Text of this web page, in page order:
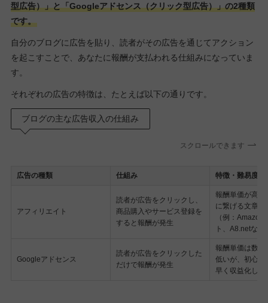
型広告）」と「Googleアドセンス（クリック型広告）」の2種類
です。
自分のブログに広告を貼り、読者がその広告を通じてアクション
を起こすことで、あなたに報酬が支払われる仕組みになっていま
す。
それぞれの広告の特徴は、たとえば以下の通りです。
ブログの主な広告収入の仕組み
スクロールできます
広告の種類 仕組み 特徴・難易度
アフィリエイト
読者が広告をクリックし、
商品購入やサービス登録を
すると報酬が発生
報酬単価が高い
に繋げる文章力
（例：Amazon
ト、A8.netなど
Googleアドセンス
読者が広告をクリックした
だけで報酬が発生
報酬単価は数円
低いが、初心者
早く収益化しや